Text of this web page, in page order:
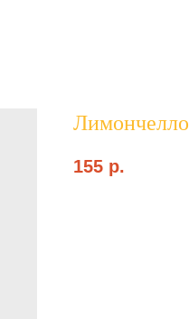
Лимончелло
155 p.